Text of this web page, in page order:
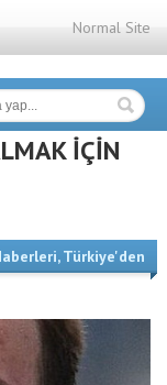
Normal Site
İÇİN
,Türkiye'den